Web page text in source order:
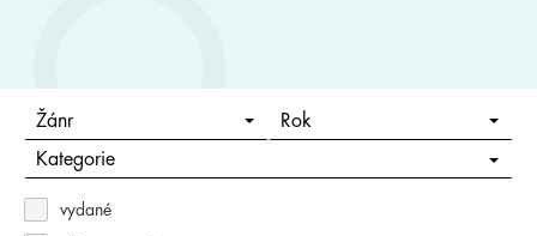
Žánr Rok
Kategorie
vydané